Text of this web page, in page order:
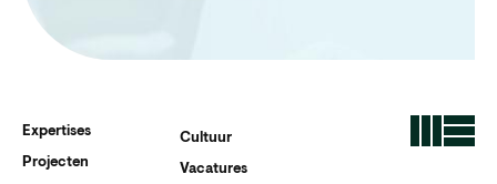
Expertises
Projecten
Cultuur
Vacatures